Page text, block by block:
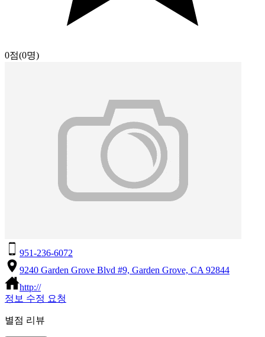
0점(0명)
951-236-6072
9240 Garden Grove Blvd #9, Garden Grove, CA 92844
http://
정보 수정 요청
별점 리뷰